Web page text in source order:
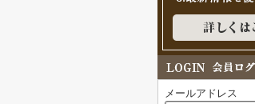
メールアドレス